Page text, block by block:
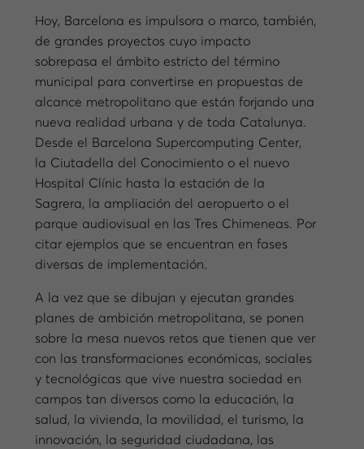
Hoy, Barcelona es impulsora o marco, también,
de grandes proyectos cuyo impacto
sobrepasa el ámbito estricto del término
municipal para convertirse en propuestas de
alcance metropolitano que están forjando una
nueva realidad urbana y de toda Catalunya.
Desde el Barcelona Supercomputing Center,
la Ciutadella del Conocimiento o el nuevo
Hospital Clínic hasta la estación de la
Sagrera, la ampliación del aeropuerto o el
parque audiovisual en las Tres Chimeneas. Por
citar ejemplos que se encuentran en fases
diversas de implementación.
A la vez que se dibujan y ejecutan grandes
planes de ambición metropolitana, se ponen
sobre la mesa nuevos retos que tienen que ver
con las transformaciones económicas, sociales
y tecnológicas que vive nuestra sociedad en
campos tan diversos como la educación, la
salud, la vivienda, la movilidad, el turismo, la
innovación, la seguridad ciudadana, las